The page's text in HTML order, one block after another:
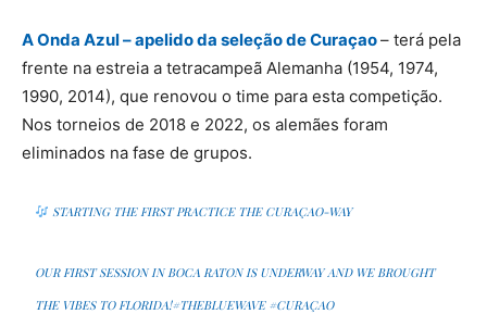
A Onda Azul – apelido da seleção de Curaçao– terá pela
frente na estreia a tetracampeã Alemanha (1954, 1974,
1990, 2014), que renovou o time para esta competição.
Nos torneios de 2018 e 2022, os alemães foram
eliminados na fase de grupos.
STARTING THE FIRST PRACTICE THE CURAÇAO-WAY
OUR FIRST SESSION IN BOCA RATON IS UNDERWAY AND WE BROUGHT
THE VIBES TO FLORIDA!#THEBLUEWAVE #CURAÇAO